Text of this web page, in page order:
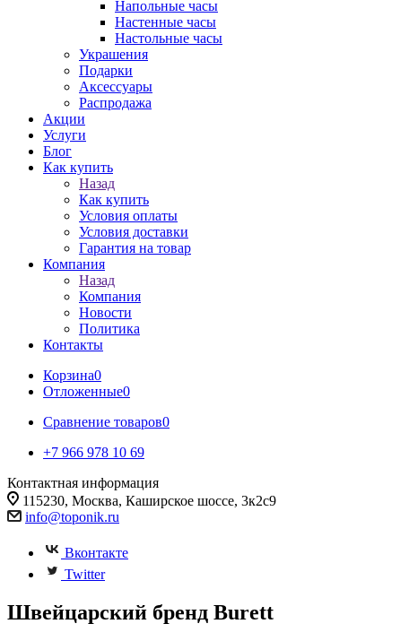
Напольные часы
Настенные часы
Настольные часы
Украшения
Подарки
Аксессуары
Распродажа
Акции
Услуги
Блог
Как купить
Назад
Как купить
Условия оплаты
Условия доставки
Гарантия на товар
Компания
Назад
Компания
Новости
Политика
Контакты
Корзина0
Отложенные0
Сравнение товаров0
+7 966 978 10 69
Контактная информация
115230, Москва, Каширское шоссе, 3к2с9
info@toponik.ru
Вконтакте
Twitter
Швейцарский бренд Burett